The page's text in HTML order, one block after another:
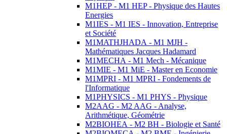
M1HEP - M1 HEP - Physique des Hautes
Energies
M1IES - M1 IES - Innovation, Entreprise
et Société
M1MATHJHADA - M1 MJH -
Mathématiques Jacques Hadamard
M1MECHA - M1 Mech - Mécanique
M1MIE - M1 MiE - Master en Economie
M1MPRI - M1 MPRI - Fondements de
l'Informatique
M1PHYSICS - M1 PHYS - Physique
M2AAG - M2 AAG - Analyse,
Arithmétique, Géométrie
M2BIOHEA - M2 BH - Biologie et Santé